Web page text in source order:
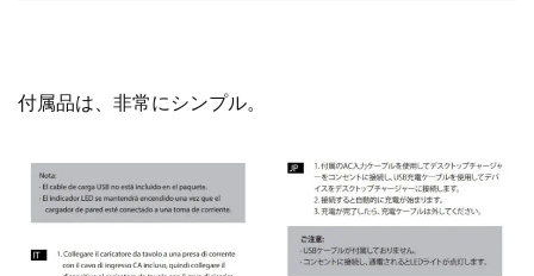
付属品は、非常にシンプル。